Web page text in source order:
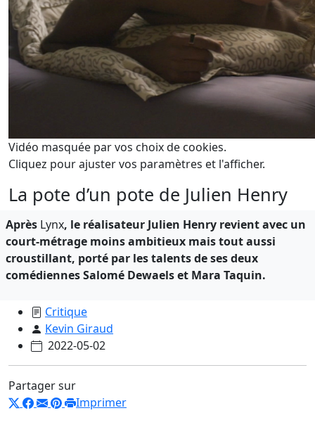
Vidéo masquée par vos choix de cookies.
Cliquez pour ajuster vos paramètres et l'afficher.
La pote d’un pote de Julien Henry
Après Lynx, le réalisateur Julien Henry revient avec un
court-métrage moins ambitieux mais tout aussi
croustillant, porté par les talents de ses deux
comédiennes Salomé Dewaels et Mara Taquin.
Critique
Kevin Giraud
2022-05-02
Partager sur
Imprimer